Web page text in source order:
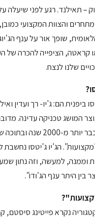
– תאילנד. רגע לפני שיעלה
יחד עם לא פחות מ-14 מתחרים והצוות המקצועי
שופך אור על ענף
קראטה, הציפייה להכרה של
שלנו לנצח.
ביפנית הם: ג'יו- רך ועדין
המושג טכניקה עדינה.
לחימה יפנית, שקיימת כבר יותר מ-2000
הג'יו ג'יטסו
וממנה, למעשה, וזה נתון
בין היתר ענף הג'ודו".
נקרא פייטינג סיסטם,